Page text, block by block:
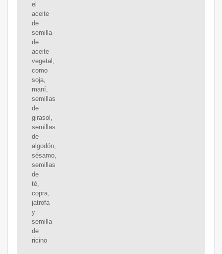
el
aceite
de
semilla
de
aceite
vegetal,
como
soja,
maní,
semillas
de
girasol,
semillas
de
algodón,
sésamo,
semillas
de
té,
copra,
jatrofa
y
semilla
de
ricino